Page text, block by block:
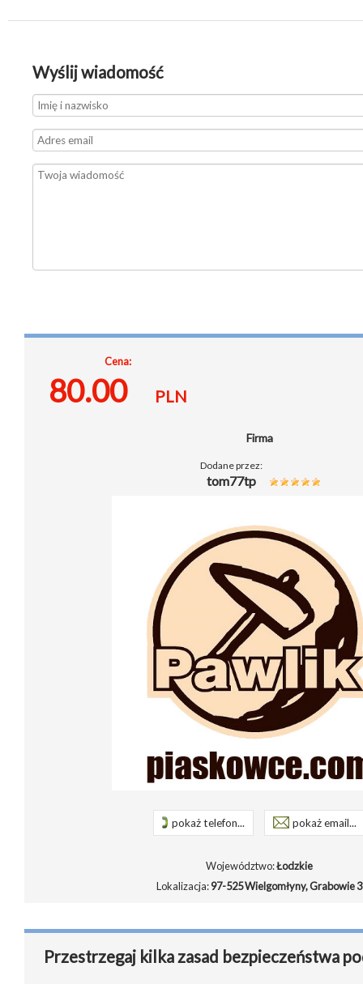
Wyślij wiadomość
Cena:
80.00 PLN
Firma
Dodane przez:
tom77tp
pokaż telefon... pokaż email...
Województwo:Łodzkie
Lokalizacja:97-525 Wielgomłyny, Grabowie 3
Przestrzegaj kilka zasad bezpieczeństwa